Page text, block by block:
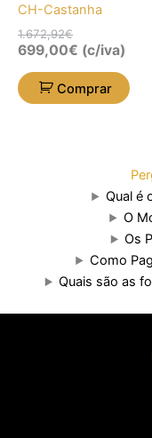
CH-Castanha
1.672,92€
699,00€ (c/iva)
Comprar
Qual é
O
Os
Como
Quais são as